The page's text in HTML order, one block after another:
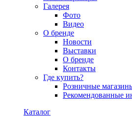
Галерея
Фото
Видео
О бренде
Новости
Выставки
О бренде
Контакты
Где купить?
Розничные
Рекомендованные
Каталог